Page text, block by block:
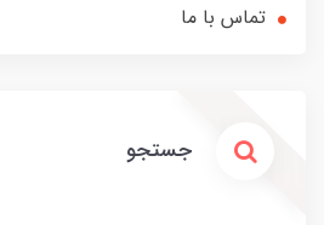
تماس با ما
جستجو